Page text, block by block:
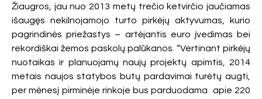
Žiaugros, jau nuo 2013 metų trečio ketvirčio jaučiamas
išaugęs nekilnojamojo turto pirkėjų aktyvumas, kurio
pagrindinės priežastys – artėjantis euro įvedimas bei
rekordiškai žemos paskolų palūkanos. “Vertinant pirkėjų
nuotaikas ir planuojamų naujų projektų apimtis, 2014
metais naujos statybos butų pardavimai turėtų augti,
per mėnesį pirminėje rinkoje bus parduodama apie 220